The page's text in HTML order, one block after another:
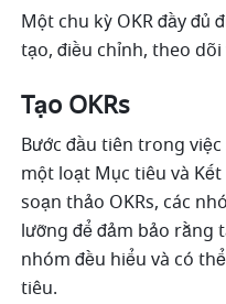
Một chu kỳ OKR đầy đủ
tạo, điều chỉnh, theo dõi
Tạo OKRs
Bước đầu tiên trong
một loạt Mục tiêu và
soạn thảo OKRs, các
lưỡng để đảm bảo rằng
nhóm đều hiểu và có
tiêu.